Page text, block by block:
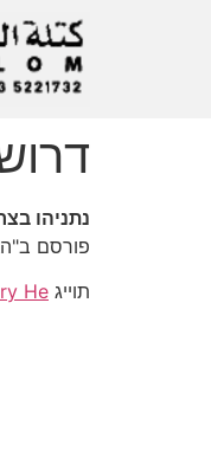
נתניהו
פורסם ב"הארץ",
תוייג He